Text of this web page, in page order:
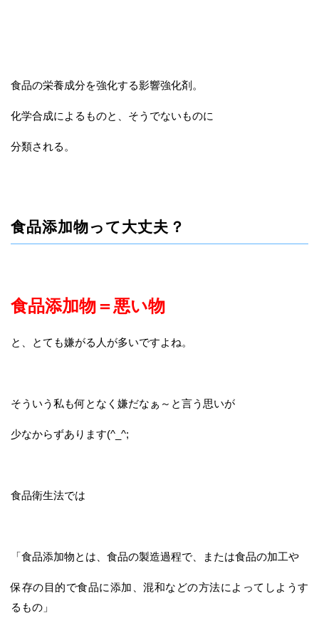
食品の栄養成分を強化する影響強化剤。
化学合成によるものと、そうでないものに
分類される。
食品添加物って大丈夫？
食品添加物＝悪い物
と、とても嫌がる人が多いですよね。
そういう私も何となく嫌だなぁ～と言う思いが
少なからずあります(^_^;
食品衛生法では
「食品添加物とは、食品の製造過程で、または食品の加工や
保存の目的で食品に添加、混和などの方法によってしようす
るもの」